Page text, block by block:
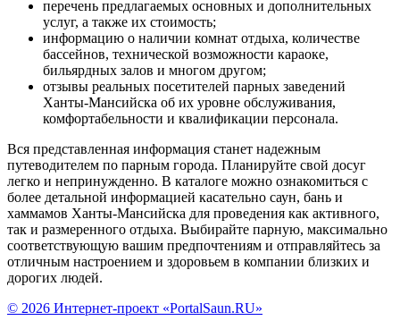
перечень предлагаемых основных и дополнительных
услуг, а также их стоимость;
информацию о наличии комнат отдыха, количестве
бассейнов, технической возможности караоке,
бильярдных залов и многом другом;
отзывы реальных посетителей парных заведений
Ханты-Мансийска об их уровне обслуживания,
комфортабельности и квалификации персонала.
Вся представленная информация станет надежным
путеводителем по парным города. Планируйте свой досуг
легко и непринужденно. В каталоге можно ознакомиться с
более детальной информацией касательно саун, бань и
хаммамов Ханты-Мансийска для проведения как активного,
так и размеренного отдыха. Выбирайте парную, максимально
соответствующую вашим предпочтениям и отправляйтесь за
отличным настроением и здоровьем в компании близких и
дорогих людей.
© 2026 Интернет-проект «PortalSaun.RU»